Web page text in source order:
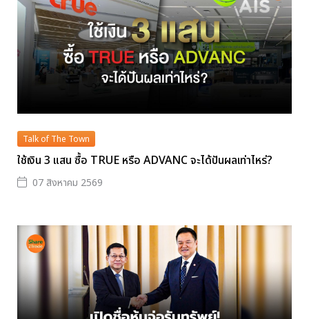
Talk of The Town
ใช้เงิน 3 แสน ซื้อ TRUE หรือ ADVANC จะได้ปันผลเท่าไหร่?
07 สิงหาคม 2569